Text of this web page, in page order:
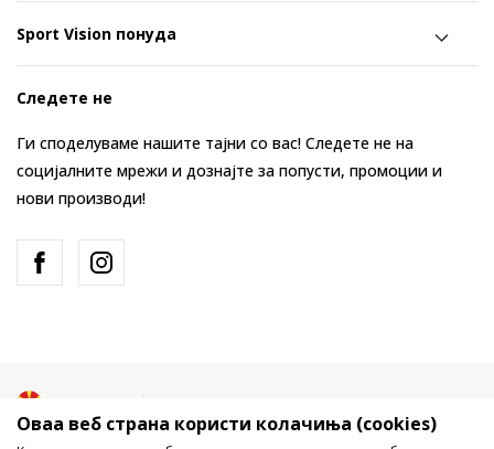
Sport Vision понуда
Следете не
Ги споделуваме нашите тајни со вас! Следете не на
социјалните мрежи и дознајте за попусти, промоции и
нови производи!
Оваа веб страна користи колачиња (cookies)